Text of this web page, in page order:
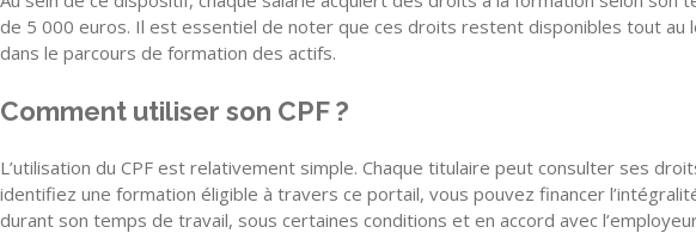
de 5 000 euros. Il est essentiel de noter que ces droits restent disponibles tout au
dans le parcours de formation des actifs.
Comment utiliser son CPF ?
L’utilisation du CPF est relativement simple. Chaque titulaire peut consulter ses
identifiez une formation éligible à travers ce portail, vous pouvez financer
durant son temps de travail, sous certaines conditions et en accord avec